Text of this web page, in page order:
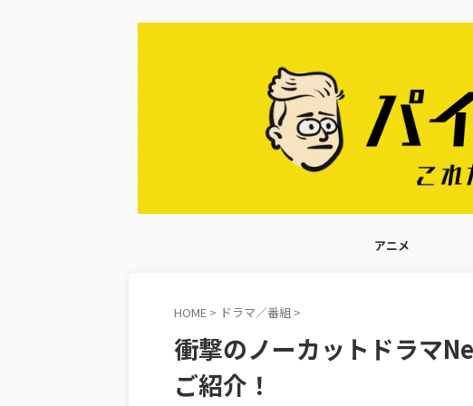
アニメ
HOME > ドラマ／番組 >
衝撃のノーカットドラマ
ご紹介！